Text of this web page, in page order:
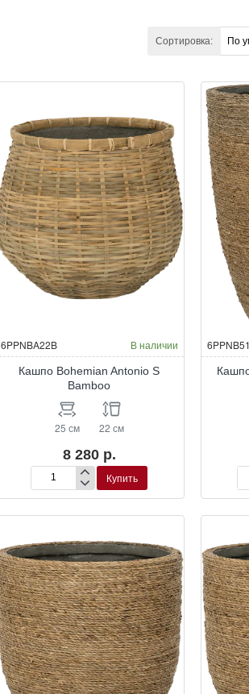
Сортировка:
6PPNBA22B В наличии
Кашпо Bohemian Antonio S
Bamboo
25 см 22 см
8 280 р.
Кашпо
Bohemian
Antonio
Bamboo
Купить